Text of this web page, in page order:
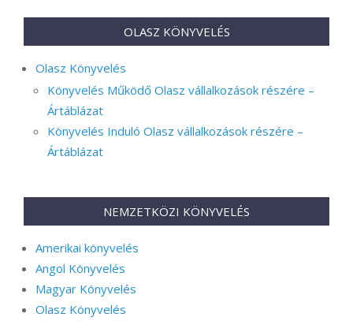
OLASZ KÖNYVELÉS
Olasz Könyvelés
Könyvelés Működő Olasz vállalkozások részére –
Ártáblázat
Könyvelés Induló Olasz vállalkozások részére –
Ártáblázat
NEMZETKÖZI KÖNYVELÉS
Amerikai könyvelés
Angol Könyvelés
Magyar Könyvelés
Olasz Könyvelés